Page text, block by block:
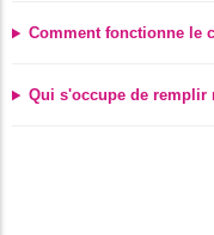
Comment fonctionne le
Qui s'occupe de remplir